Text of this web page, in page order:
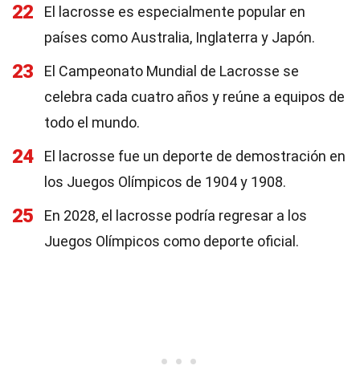
22
El lacrosse es especialmente popular en
países como Australia, Inglaterra y Japón.
23
El Campeonato Mundial de Lacrosse se
celebra cada cuatro años y reúne a equipos de
todo el mundo.
24
El lacrosse fue un deporte de demostración en
los Juegos Olímpicos de 1904 y 1908.
25
En 2028, el lacrosse podría regresar a los
Juegos Olímpicos como deporte oficial.